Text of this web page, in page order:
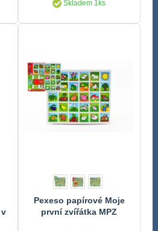
Skladem 1ks
Pexeso papírové Moje
první zvířátka MPZ